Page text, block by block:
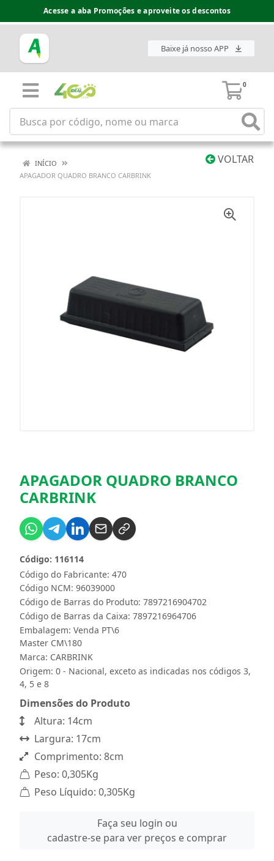
Acesse a aba Promoções e aproveite os descontos
Baixe já nosso APP
0
VOLTAR
INÍCIO
APAGADOR QUADRO BRANCO CARBRINK
APAGADOR QUADRO BRANCO
CARBRINK
Código do Fabricante: 470
Código: 116114
Código NCM: 96039000
Código de Barras do Produto: 7897216904702
Código de Barras da Caixa: 7897216964706
Embalagem: Venda PT\6
Master CM\180
Marca: CARBRINK
Origem: 0 - Nacional, exceto as indicadas nos códigos 3,
4, 5 e 8
Dimensões do Produto
Altura: 14cm
Largura: 17cm
Comprimento: 8cm
Peso: 0,305Kg
Peso Líquido: 0,305Kg
Faça seu login ou
cadastre-se para ver preços e comprar